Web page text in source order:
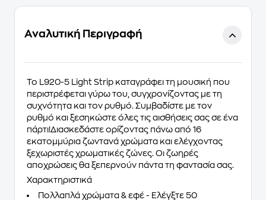
Αναλυτική Περιγραφή
Το L920-5 Light Strip καταγράφει τη μουσική που
περιστρέφεται γύρω του, συγχρονίζοντας με τη
συχνότητα και τον ρυθμό. Συμβαδίστε με τον
ρυθμό και ξεσηκώστε όλες τις αισθήσεις σας σε ένα
πάρτι!Διασκεδάστε ορίζοντας πάνω από 16
εκατομμύρια ζωντανά χρώματα και ελέγχοντας
ξεχωριστές χρωματικές ζώνες. Οι ζωηρές
αποχρώσεις θα ξεπερνούν πάντα τη φαντασία σας.
Χαρακτηριστικά
Πολλαπλά χρώματα & εφέ - Ελέγξτε 50